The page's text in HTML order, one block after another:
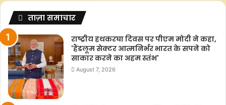
ताज़ा समाचार
राष्ट्रीय हथकरघा दिवस पर पीएम मोदी ने कहा,
'हैंडलूम सेक्टर आत्मनिर्भर भारत के सपने को
साकार करने का अहम स्तंभ'
August 7, 2026